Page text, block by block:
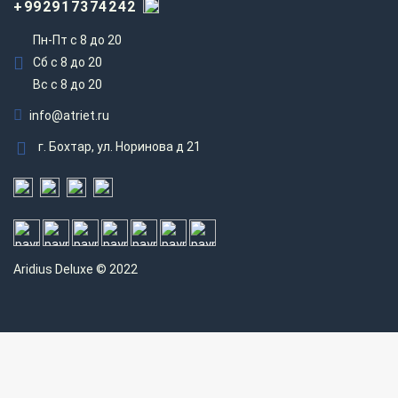
+992917374242
Пн-Пт с 8 до 20
Сб с 8 до 20
Вс c 8 до 20
info@atriet.ru
г. Бохтар, ул. Норинова д 21
Aridius Deluxe © 2022